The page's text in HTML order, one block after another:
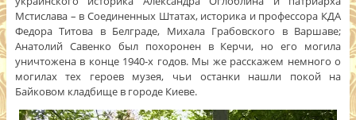
Мстислава – в Соединенных Штатах, историка и профессора КДА
Федора Титова в Белграде, Михала Грабовского в Варшаве;
Анатолий Савенко был похоронен в Керчи, но его могила
уничтожена в конце 1940-х годов. Мы же расскажем немного о
могилах тех героев музея, чьи останки нашли покой на
Байковом кладбище в городе Киеве.